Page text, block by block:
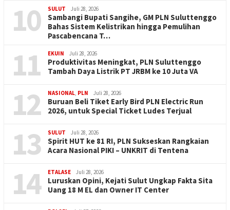
10 SULUT Juli 28, 2026
Sambangi Bupati Sangihe, GM PLN Suluttenggo
Bahas Sistem Kelistrikan hingga Pemulihan
Pascabencana T…
11 EKUIN Juli 28, 2026
Produktivitas Meningkat, PLN Suluttenggo
Tambah Daya Listrik PT JRBM ke 10 Juta VA
12 NASIONAL, PLN Juli 28, 2026
Buruan Beli Tiket Early Bird PLN Electric Run
2026, untuk Special Ticket Ludes Terjual
13 SULUT Juli 28, 2026
Spirit HUT ke 81 RI, PLN Sukseskan Rangkaian
Acara Nasional PIKI – UNKRIT di Tentena
14 ETALASE Juli 28, 2026
Luruskan Opini, Kejati Sulut Ungkap Fakta Sita
Uang 18 M EL dan Owner IT Center